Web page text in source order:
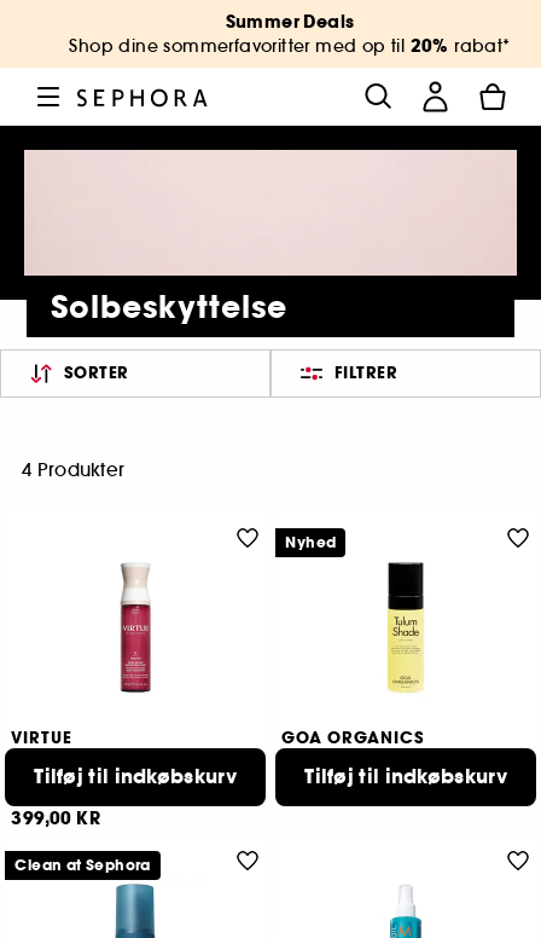
Summer Deals
Shop dine sommerfavoritter med op til 20% rabat*
Solbeskyttelse
SORTER FILTRER
4 Produkter
VIRTUE
Shine + Define Collection
Face Makeup Set
399,00 KR
Tilføj til indkøbskurv
GOA ORGANICS
Tulum Shade Leave In
Beskyttende hårspray til sommeren
179,00 KR
Tilføj til indkøbskurv
Nyhed
Clean at Sephora